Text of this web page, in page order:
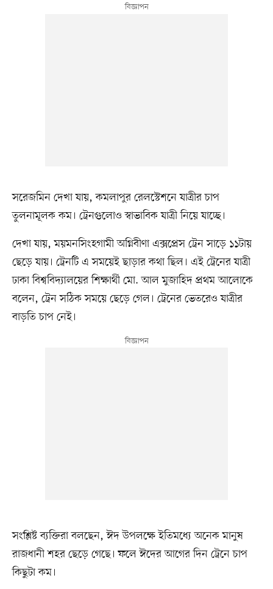
সরেজমিন দেখা যায়, কমলাপুর রেলস্টেশনে যাত্রীর চাপ
তুলনামূলক কম। ট্রেনগুলোও স্বাভাবিক যাত্রী নিয়ে যাচ্ছে।
দেখা যায়, ময়মনসিংহগামী অগ্নিবীণা এক্সপ্রেস ট্রেন সাড়ে ১১টায়
ছেড়ে যায়। ট্রেনটি এ সময়েই ছাড়ার কথা ছিল। এই ট্রেনের যাত্রী
ঢাকা বিশ্ববিদ্যালয়ের শিক্ষার্থী মো. আল মুজাহিদ প্রথম আলোকে
বলেন, ট্রেন সঠিক সময়ে ছেড়ে গেল। ট্রেনের ভেতরেও যাত্রীর
বাড়তি চাপ নেই।
সংশ্লিষ্ট ব্যক্তিরা বলছেন, ঈদ উপলক্ষে ইতিমধ্যে অনেক মানুষ
রাজধানী শহর ছেড়ে গেছে। ফলে ঈদের আগের দিন ট্রেনে চাপ
কিছুটা কম।